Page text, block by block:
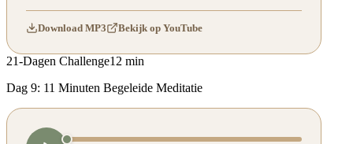
Download MP3 Bekijk op YouTube
21-Dagen Challenge12 min
Dag 9: 11 Minuten Begeleide Meditatie